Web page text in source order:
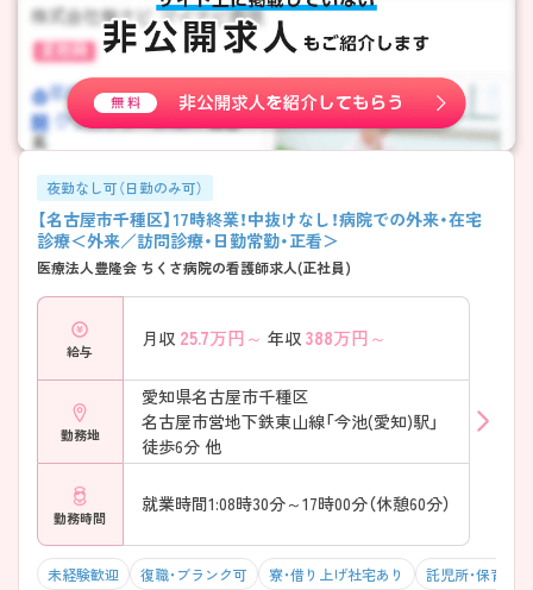
夜勤なし可（日勤のみ可）
【名古屋市千種区】17時終業！中抜けなし！病院での外来・在宅
診療＜外来／訪問診療・日勤常勤・正看＞
医療法人豊隆会 ちくさ病院の看護師求人(正社員)
給与
月収 25.7万円～ 年収 388万円～
勤務地
愛知県名古屋市千種区
名古屋市営地下鉄東山線「今池(愛知)駅」
徒歩6分 他
勤務時間
就業時間1:08時30分～17時00分（休憩60分）
未経験歓迎 復職・ブランク可 寮・借り上げ社宅あり 託児所・保育支